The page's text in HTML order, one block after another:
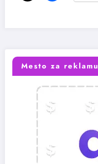
Mesto za reklamu